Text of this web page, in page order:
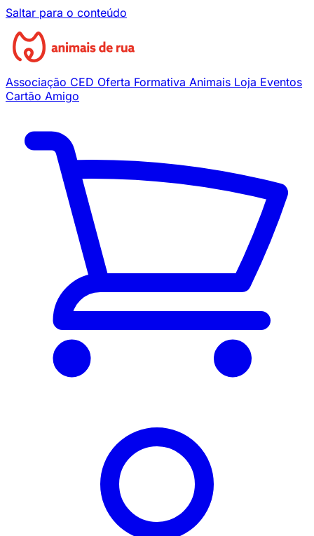
Saltar para o conteúdo
Associação CED Oferta Formativa Animais Loja Eventos
Cartão Amigo